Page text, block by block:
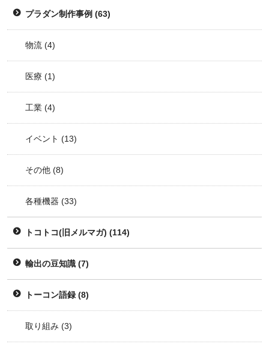
プラダン制作事例 (63)
物流 (4)
医療 (1)
工業 (4)
イベント (13)
その他 (8)
各種機器 (33)
トコトコ(旧メルマガ) (114)
輸出の豆知識 (7)
トーコン語録 (8)
取り組み (3)